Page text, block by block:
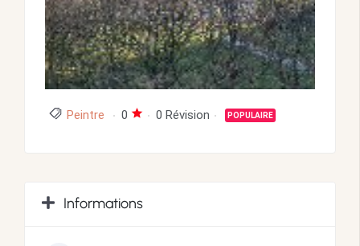
Peintre 0 0 Révision POPULAIRE
Informations